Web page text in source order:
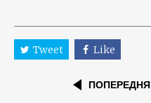
Tweet Like
ПОПЕРЕДНЯ